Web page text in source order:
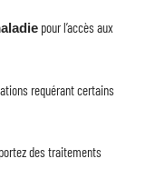
pour l’accès aux
requérant certains
des traitements